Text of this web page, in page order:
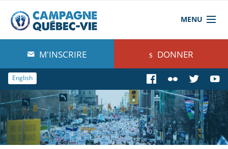
MENU
À propos de nous
Blog
Comprendre
Agir
Boutique
M'INSCRIRE DONNER
English